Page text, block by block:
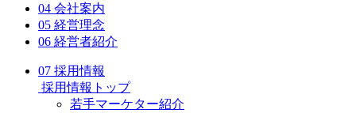
04 会社案内
05 経営理念
06 経営者紹介
07 採用情報
採用情報トップ
若手マーケター紹介